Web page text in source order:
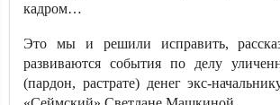
кадром…
Это мы и решили исправить,
развиваются события по делу
(пардон, растрате) денег экс-